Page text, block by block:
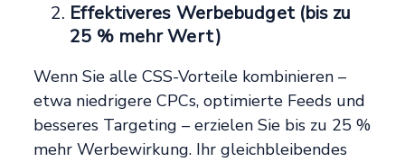
Effektiveres Werbebudget (bis zu
25 % mehr Wert)
Wenn Sie alle CSS-Vorteile kombinieren –
etwa niedrigere CPCs, optimierte Feeds und
besseres Targeting – erzielen Sie bis zu 25 %
mehr Werbewirkung. Ihr gleichbleibendes